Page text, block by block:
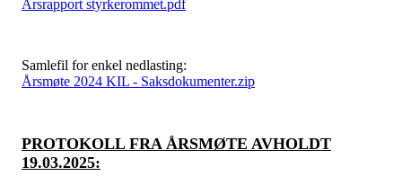
Årsrapport styrkerommet.pdf
Samlefil for enkel nedlasting:
Årsmøte 2024 KIL - Saksdokumenter.zip
PROTOKOLL FRA ÅRSMØTE AVHOLDT
19.03.2025: